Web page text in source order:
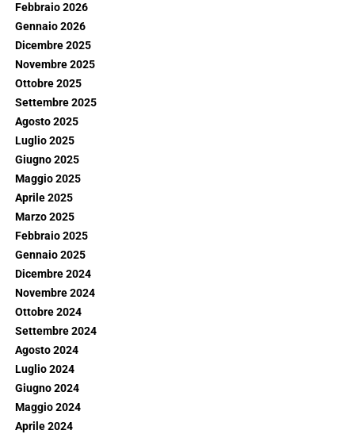
Febbraio 2026
Gennaio 2026
Dicembre 2025
Novembre 2025
Ottobre 2025
Settembre 2025
Agosto 2025
Luglio 2025
Giugno 2025
Maggio 2025
Aprile 2025
Marzo 2025
Febbraio 2025
Gennaio 2025
Dicembre 2024
Novembre 2024
Ottobre 2024
Settembre 2024
Agosto 2024
Luglio 2024
Giugno 2024
Maggio 2024
Aprile 2024